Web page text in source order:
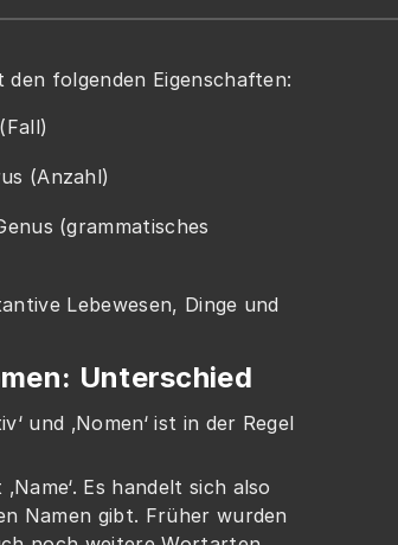
folgenden Eigenschaften:
(Anzahl)
(grammatisches
Lebewesen, Dinge und
Unterschied
und ‚Nomen‘ ist in der Regel
Es handelt sich also
Namen gibt. Früher wurden